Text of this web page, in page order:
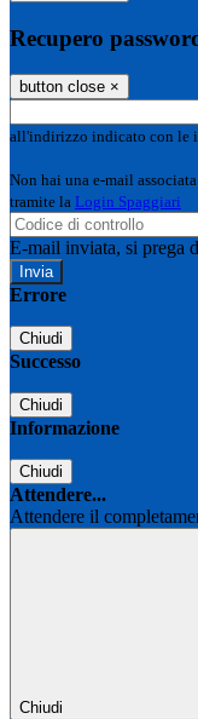
Recupero
button close ×
all'indirizzo indicato con le
Non hai una e-mail
tramite la Login Spaggiari
E-mail inviata, si prega
Errore
Chiudi
Successo
Chiudi
Informazione
Chiudi
Attendere...
Attendere il
Chiudi